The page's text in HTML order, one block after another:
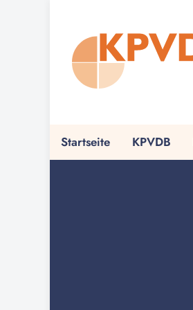
Startseite KPVDB